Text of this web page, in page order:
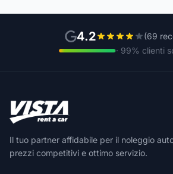
4.2
(69
· 99% clienti
Il tuo partner affidabile per il noleggio
prezzi competitivi e ottimo servizio.